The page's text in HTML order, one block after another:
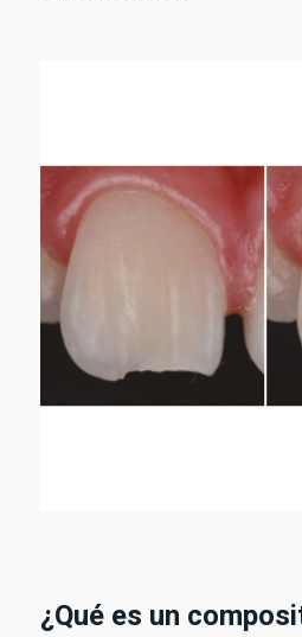
¿Qué es un